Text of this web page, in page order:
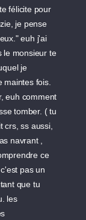
félicite pour
je pense
euh j'ai
le monsieur te
je
maintes fois.
euh comment
tomber. ( tu
crs, ss aussi,
navrant ,
ce
pas un
que tu
les